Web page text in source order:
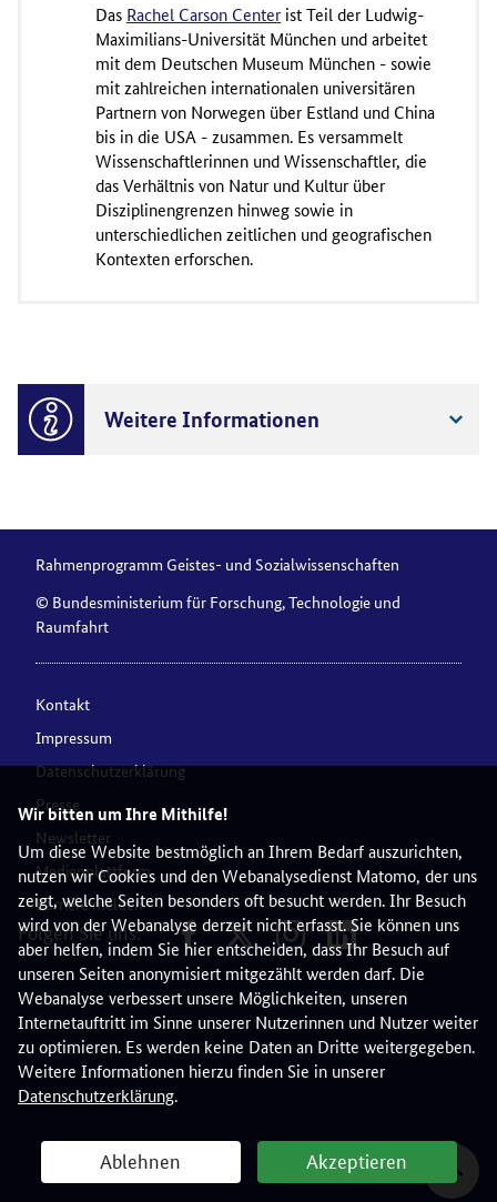
Wir bitten um Ihre Mithilfe!
Um diese Website bestmöglich an Ihrem Bedarf auszurichten,
nutzen wir Cookies und den Webanalysedienst Matomo, der uns
zeigt, welche Seiten besonders oft besucht werden. Ihr Besuch
wird von der Webanalyse derzeit nicht erfasst. Sie können uns
aber helfen, indem Sie hier entscheiden, dass Ihr Besuch auf
unseren Seiten anonymisiert mitgezählt werden darf. Die
Webanalyse verbessert unsere Möglichkeiten, unseren
Internetauftritt im Sinne unserer Nutzerinnen und Nutzer weiter
zu optimieren. Es werden keine Daten an Dritte weitergegeben.
Weitere Informationen hierzu finden Sie in unserer
Datenschutzerklärung.
Ablehnen Akzeptieren
Das Rachel Carson Center ist Teil der Ludwig-
Maximilians-Universität München und arbeitet
mit dem Deutschen Museum München - sowie
mit zahlreichen internationalen universitären
Partnern von Norwegen über Estland und China
bis in die USA - zusammen. Es versammelt
Wissenschaftlerinnen und Wissenschaftler, die
das Verhältnis von Natur und Kultur über
Disziplinengrenzen hinweg sowie in
unterschiedlichen zeitlichen und geografischen
Kontexten erforschen.
Weitere Informationen
Rahmenprogramm Geistes- und Sozialwissenschaften
© Bundesministerium für Forschung, Technologie und
Raumfahrt
Kontakt
Impressum
Datenschutzerklärung
Presse
Newsletter
Medienplattform
Barriere melden
Folgen Sie uns: